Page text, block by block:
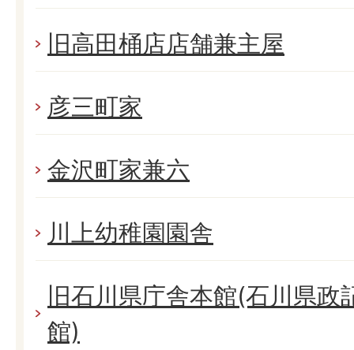
旧高田桶店店舗兼主屋
彦三町家
金沢町家兼六
川上幼稚園園舎
旧石川県庁舎本館(石川県
館)